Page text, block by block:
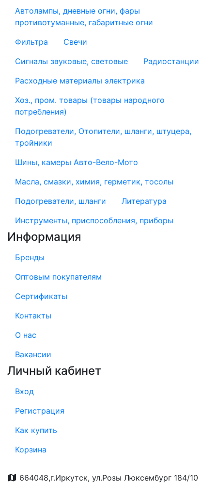
Автолампы, дневные огни, фары
противотуманные, габаритные огни
Фильтра
Свечи
Сигналы звуковые, световые
Радиостанции
Расходные материалы электрика
Хоз., пром. товары (товары народного
потребления)
Подогреватели, Отопители, шланги, штуцера,
тройники
Шины, камеры Авто-Вело-Мото
Масла, смазки, химия, герметик, тосолы
Подогреватели, шланги
Литература
Инструменты, приспособления, приборы
Информация
Бренды
Оптовым покупателям
Сертификаты
Контакты
О нас
Вакансии
Личный кабинет
Вход
Регистрация
Как купить
Корзина
664048,г.Иркутск, ул.Розы Люксембург 184/10